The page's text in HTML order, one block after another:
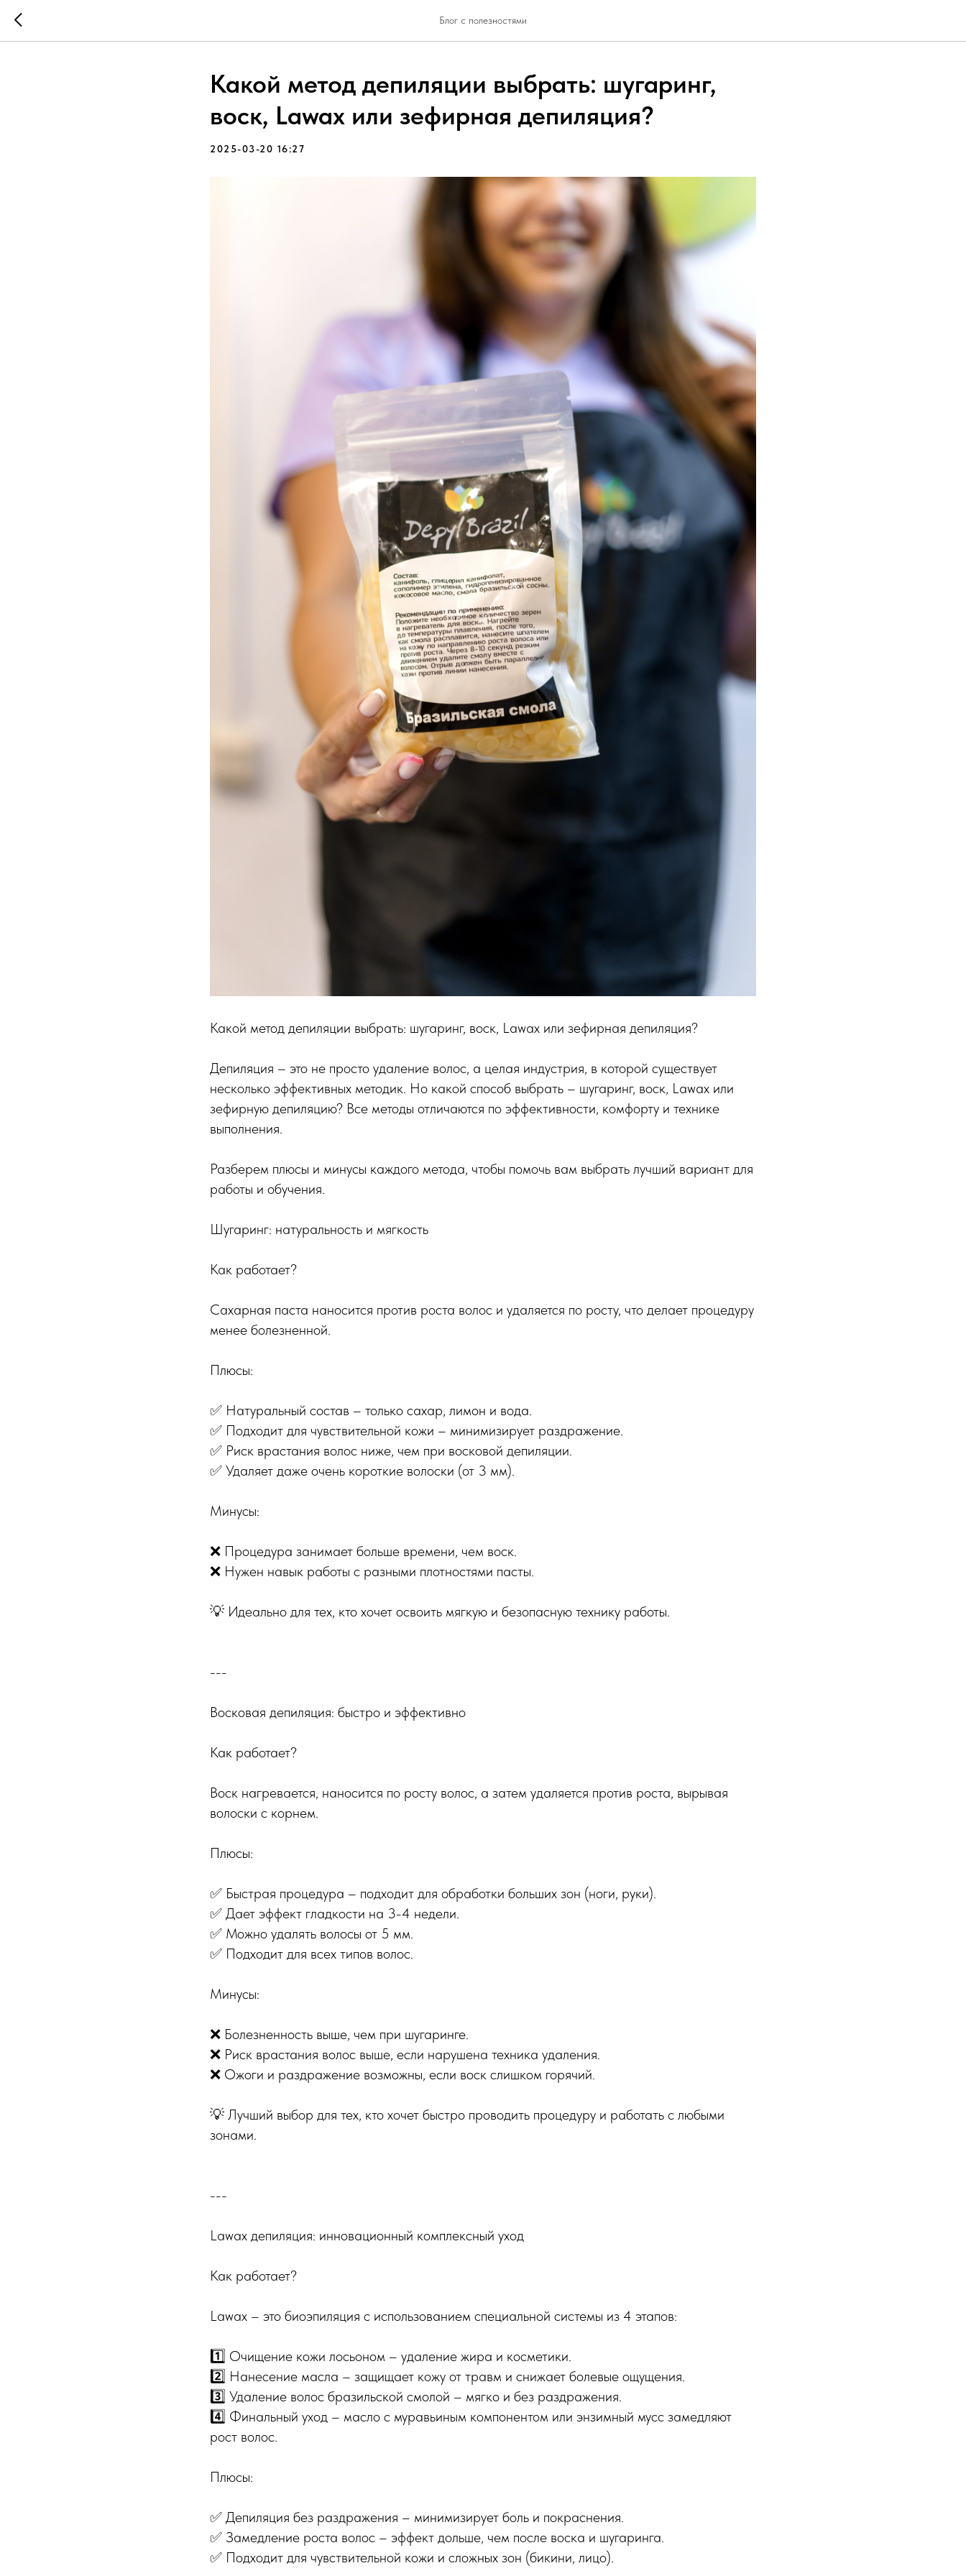
Блог с полезностями
Какой метод депиляции выбрать: шугаринг,
воск, Lawax или зефирная депиляция?
2025-03-20 16:27
Какой метод депиляции выбрать: шугаринг, воск, Lawax или зефирная депиляция?
Депиляция – это не просто удаление волос, а целая индустрия, в которой существует
несколько эффективных методик. Но какой способ выбрать – шугаринг, воск, Lawax или
зефирную депиляцию? Все методы отличаются по эффективности, комфорту и технике
выполнения.
Разберем плюсы и минусы каждого метода, чтобы помочь вам выбрать лучший вариант для
работы и обучения.
Шугаринг: натуральность и мягкость
Как работает?
Сахарная паста наносится против роста волос и удаляется по росту, что делает процедуру
менее болезненной.
Плюсы:
✅ Натуральный состав – только сахар, лимон и вода.
✅ Подходит для чувствительной кожи – минимизирует раздражение.
✅ Риск врастания волос ниже, чем при восковой депиляции.
✅ Удаляет даже очень короткие волоски (от 3 мм).
Минусы:
❌ Процедура занимает больше времени, чем воск.
❌ Нужен навык работы с разными плотностями пасты.
💡 Идеально для тех, кто хочет освоить мягкую и безопасную технику работы.
---
Восковая депиляция: быстро и эффективно
Как работает?
Воск нагревается, наносится по росту волос, а затем удаляется против роста, вырывая
волоски с корнем.
Плюсы:
✅ Быстрая процедура – подходит для обработки больших зон (ноги, руки).
✅ Дает эффект гладкости на 3-4 недели.
✅ Можно удалять волосы от 5 мм.
✅ Подходит для всех типов волос.
Минусы:
❌ Болезненность выше, чем при шугаринге.
❌ Риск врастания волос выше, если нарушена техника удаления.
❌ Ожоги и раздражение возможны, если воск слишком горячий.
💡 Лучший выбор для тех, кто хочет быстро проводить процедуру и работать с любыми
зонами.
---
Lawax депиляция: инновационный комплексный уход
Как работает?
Lawax – это биоэпиляция с использованием специальной системы из 4 этапов:
1️⃣ Очищение кожи лосьоном – удаление жира и косметики.
2️⃣ Нанесение масла – защищает кожу от травм и снижает болевые ощущения.
3️⃣ Удаление волос бразильской смолой – мягко и без раздражения.
4️⃣ Финальный уход – масло с муравьиным компонентом или энзимный мусс замедляют
рост волос.
Плюсы:
✅ Депиляция без раздражения – минимизирует боль и покраснения.
✅ Замедление роста волос – эффект дольше, чем после воска и шугаринга.
✅ Подходит для чувствительной кожи и сложных зон (бикини, лицо).